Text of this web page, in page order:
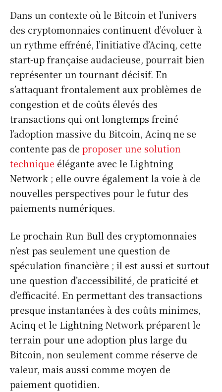
Dans un contexte où le Bitcoin et l’univers
des cryptomonnaies continuent d’évoluer à
un rythme effréné, l’initiative d’Acinq, cette
start-up française audacieuse, pourrait bien
représenter un tournant décisif. En
s’attaquant frontalement aux problèmes de
congestion et de coûts élevés des
transactions qui ont longtemps freiné
l’adoption massive du Bitcoin, Acinq ne se
contente pas de proposer une solution
technique élégante avec le Lightning
Network ; elle ouvre également la voie à de
nouvelles perspectives pour le futur des
paiements numériques.
Le prochain Run Bull des cryptomonnaies
n’est pas seulement une question de
spéculation financière ; il est aussi et surtout
une question d’accessibilité, de praticité et
d’efficacité. En permettant des transactions
presque instantanées à des coûts minimes,
Acinq et le Lightning Network préparent le
terrain pour une adoption plus large du
Bitcoin, non seulement comme réserve de
valeur, mais aussi comme moyen de
paiement quotidien.